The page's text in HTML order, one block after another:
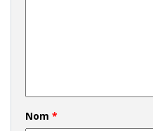
Nom *